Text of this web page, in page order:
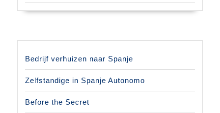
Bedrijf verhuizen naar Spanje
Zelfstandige in Spanje Autonomo
Before the Secret